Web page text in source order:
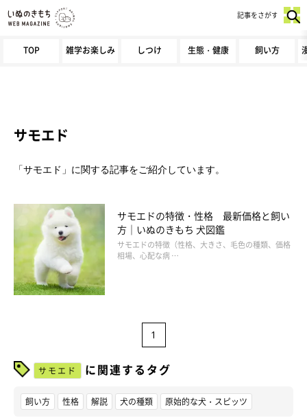
TOP 雑学お楽しみ しつけ 生態・健康 飼い方
記事をさがす
サモエド
「サモエド」に関する記事をご紹介しています。
サモエドの特徴・性格 最新価格と飼い
方｜いぬのきもち 犬図鑑
サモエドの特徴（性格、大きさ、毛色の種類、価格
相場、心配な病 …
1
サモエド に関連するタグ
飼い方 性格 解説 犬の種類 原始的な犬・スピッツ